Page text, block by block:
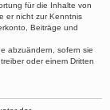
für die Inhalte von
er nicht zur Kenntnis
Beiträge und
abzuändern, sofern sie
oder einem Dritten